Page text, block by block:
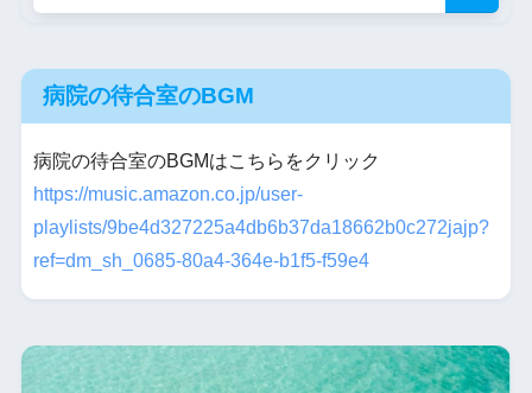
病院の待合室のBGM
病院の待合室のBGMはこちらをクリック
https://music.amazon.co.jp/user-
playlists/9be4d327225a4db6b37da18662b0c272jajp?
ref=dm_sh_0685-80a4-364e-b1f5-f59e4